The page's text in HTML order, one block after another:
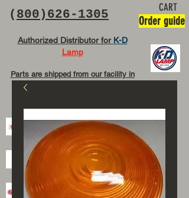
( 800)626-1305
Authorized Distributor for K-D
Lamp
Parts are shipped from our facility in
CART
Order guide